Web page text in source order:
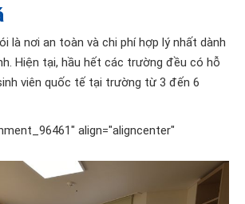
là nơi an toàn và chi phí hợp lý nhất dành
Hiện tại, hầu hết các trường đều có hỗ
viên quốc tế tại trường từ 3 đến 6
align="aligncenter"